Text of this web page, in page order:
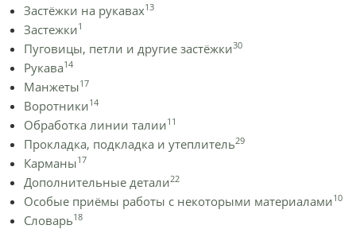
Застёжки на рукавах13
Застежки1
Пуговицы, петли и другие застёжки30
Рукава14
Манжеты17
Воротники14
Обработка линии талии11
Прокладка, подкладка и утеплитель29
Карманы17
Дополнительные детали22
Особые приёмы работы с некоторыми материалами10
Словарь18